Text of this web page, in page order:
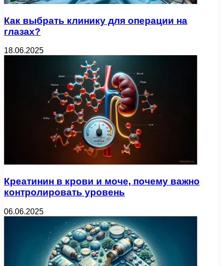
Как выбрать клинику для операции на
глазах?
18.06.2025
Креатинин в крови и моче, почему важно
контролировать уровень
06.06.2025